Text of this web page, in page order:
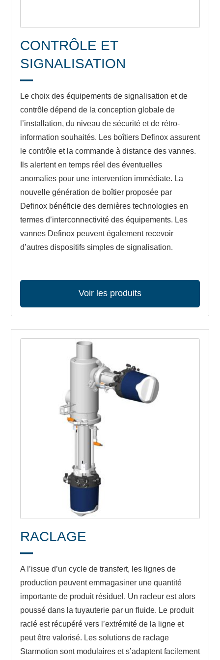
CONTRÔLE ET
SIGNALISATION
Le choix des équipements de signalisation et de
contrôle dépend de la conception globale de
l’installation, du niveau de sécurité et de rétro-
information souhaités. Les boîtiers Definox assurent
le contrôle et la commande à distance des vannes.
Ils alertent en temps réel des éventuelles
anomalies pour une intervention immédiate. La
nouvelle génération de boîtier proposée par
Definox bénéficie des dernières technologies en
termes d’interconnectivité des équipements. Les
vannes Definox peuvent également recevoir
d’autres dispositifs simples de signalisation.
Voir les produits
RACLAGE
A l’issue d’un cycle de transfert, les lignes de
production peuvent emmagasiner une quantité
importante de produit résiduel. Un racleur est alors
poussé dans la tuyauterie par un fluide. Le produit
raclé est récupéré vers l’extrémité de la ligne et
peut être valorisé. Les solutions de raclage
Starmotion sont modulaires et s’adaptent facilement